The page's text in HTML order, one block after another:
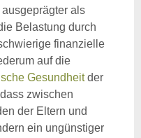
als
Belastung durch
finanzielle
auf die
Gesundheitder
zwischen
der Eltern und
ein ungünstiger